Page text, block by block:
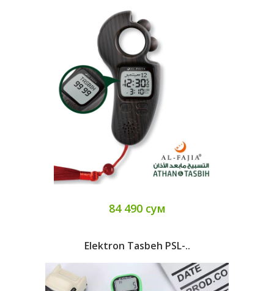
84 490 сум
Elektron Tasbeh PSL-..